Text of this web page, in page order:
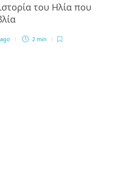
του Ηλία που
2 min